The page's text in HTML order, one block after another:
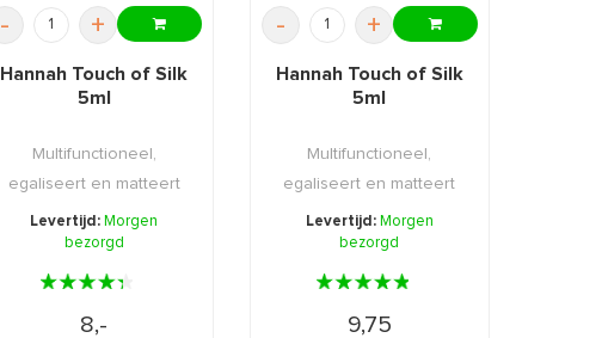
- +
Hannah Touch of Silk
5ml
Multifunctioneel,
egaliseert en matteert
de huid.
Levertijd: Morgen
bezorgd
8,-
- +
Hannah Touch of Silk
5ml
Multifunctioneel,
egaliseert en matteert
de huid.
Levertijd: Morgen
bezorgd
9,75